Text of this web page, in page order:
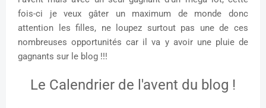
fois-ci je veux gâter un maximum de monde donc
attention les filles, ne loupez surtout pas une de ces
nombreuses opportunités car il va y avoir une pluie de
gagnants sur le blog !!!
Le Calendrier de l'avent du blog !